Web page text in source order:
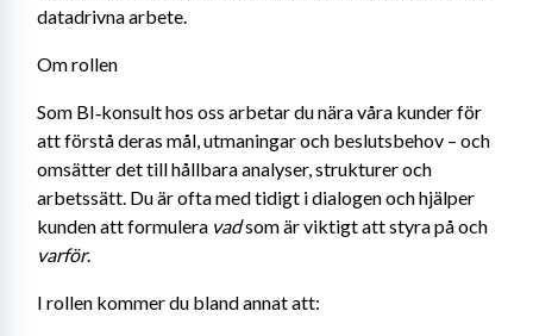
datadrivna arbete.
Om rollen
Som BI‑konsult hos oss arbetar du nära våra kunder för
att förstå deras mål, utmaningar och beslutsbehov – och
omsätter det till hållbara analyser, strukturer och
arbetssätt. Du är ofta med tidigt i dialogen och hjälper
kunden att formulera vad
varför.
I rollen kommer du bland annat att: